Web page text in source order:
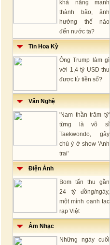
khả năng mạnh
thành bão, ảnh
hưởng thế nào
đến nước ta?
Tin Hoa Kỳ
Ông Trump làm gì
với 1,4 tỷ USD thu
được từ tiền số?
Văn Nghệ
'Nam thần trăm tỷ'
từng là võ sĩ
Taekwondo, gây
chú ý ở show 'Anh
trai'
Điện Ảnh
Bom tấn thu gần
24 tỷ đồng/ngày,
một mình oanh tạc
rạp Việt
Âm Nhạc
Những ngày cuối